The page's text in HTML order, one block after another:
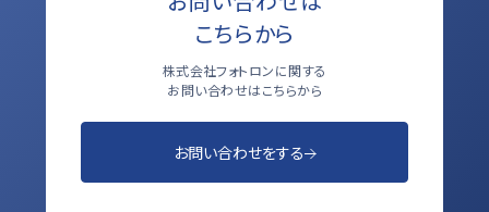
こちらから
株式会社フォトロンに関する
お問い合わせはこちらから
お問い合わせをする